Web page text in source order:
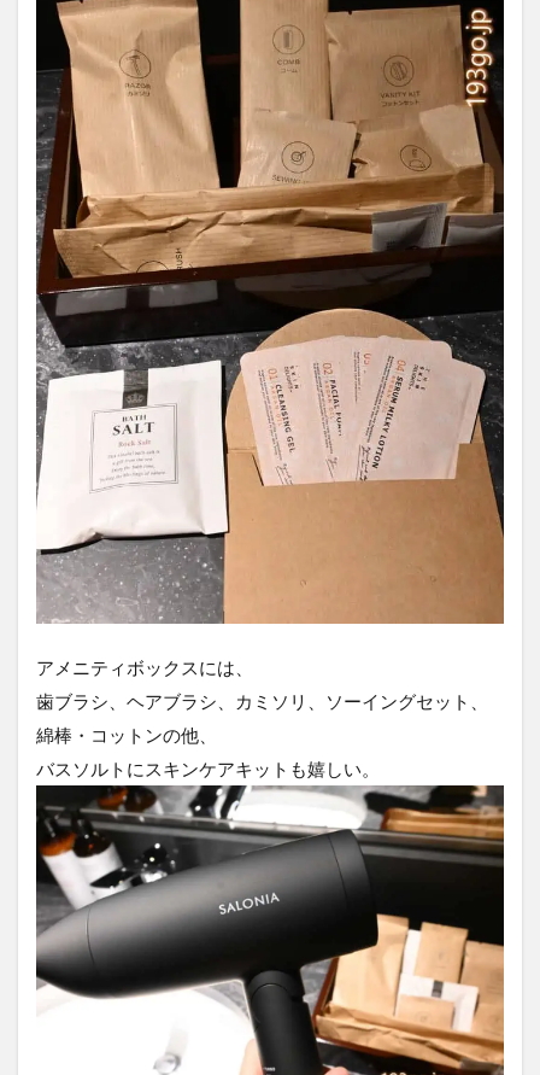
アメニティボックスには、
歯ブラシ、ヘアブラシ、カミソリ、ソーイングセット、
綿棒・コットンの他、
バスソルトにスキンケアキットも嬉しい。